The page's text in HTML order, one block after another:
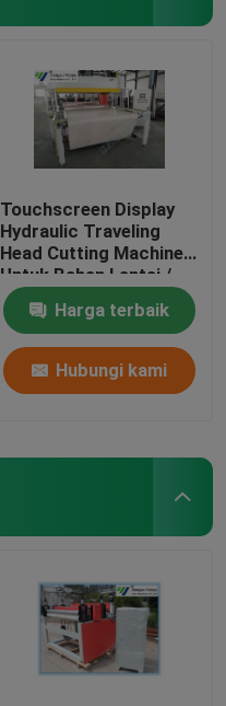
Touchscreen Display
Hydraulic Traveling
Head Cutting Machine
Untuk Bahan Lantai /
Soft Film
Harga terbaik
Hubungi kami